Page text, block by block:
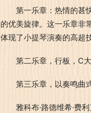
第一乐章：热情的甚
的优美旋律。这一乐章非
体现了小提琴演奏的高超
第二乐章，行板，C
第三乐章，以奏鸣曲
雅科布·路德维希·费